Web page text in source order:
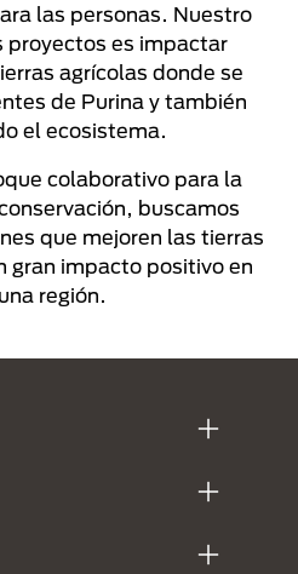
las personas. Nuestro
proyectos es impactar
agrícolas donde se
de Purina y también
el ecosistema.
colaborativo para la
buscamos
que mejoren las tierras
gran impacto positivo en
región.